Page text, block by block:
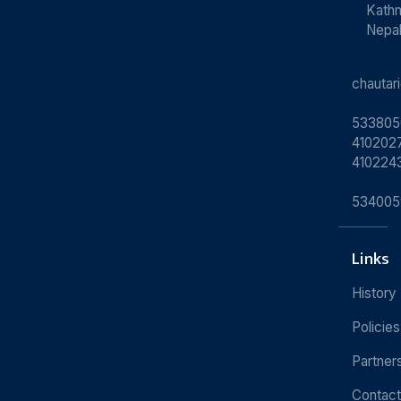
Nepal
Links
History
Policies
Contact